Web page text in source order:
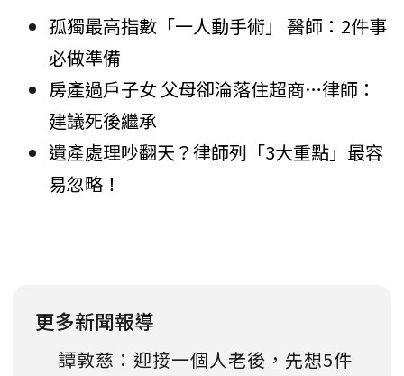
孤獨最高指數「一人動手術」 醫師：2件事
必做準備
房產過戶子女 父母卻淪落住超商…律師：
建議死後繼承
遺產處理吵翻天？律師列「3大重點」最容
易忽略！
更多新聞報導
譚敦慈：迎接一個人老後，先想5件